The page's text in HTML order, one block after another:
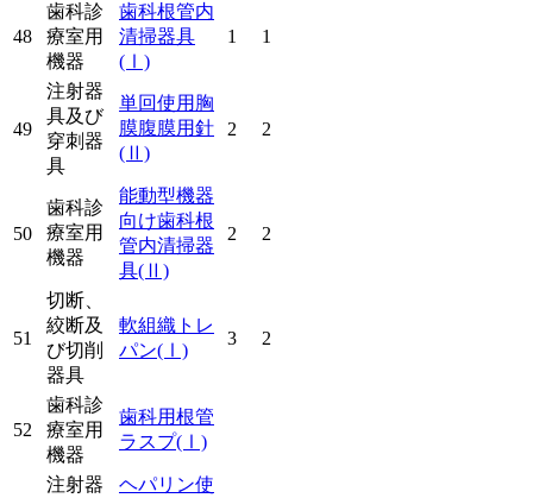
48
歯科診
療室用
機器
歯科根管内
清掃器具
(Ⅰ)
1 1
49
注射器
具及び
穿刺器
具
単回使用胸
膜腹膜用針
(Ⅱ)
2 2
50
歯科診
療室用
機器
能動型機器
向け歯科根
管内清掃器
具(Ⅱ)
2 2
51
切断、
絞断及
び切削
器具
軟組織トレ
パン(Ⅰ)
3 2
52
歯科診
療室用
機器
歯科用根管
ラスプ(Ⅰ)
注射器
ヘパリン使